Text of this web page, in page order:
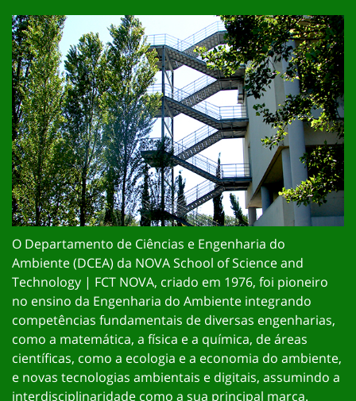
O Departamento de Ciências e Engenharia do
Ambiente (DCEA) da NOVA School of Science and
Technology | FCT NOVA, criado em 1976, foi pioneiro
no ensino da Engenharia do Ambiente integrando
competências fundamentais de diversas engenharias,
como a matemática, a física e a química, de áreas
científicas, como a ecologia e a economia do ambiente,
e novas tecnologias ambientais e digitais, assumindo a
interdisciplinaridade como a sua principal marca.